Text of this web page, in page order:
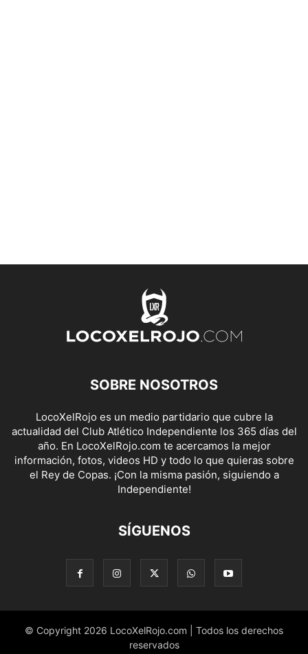
SOBRE NOSOTROS
LocoXelRojo es un medio partidario que cubre la
actualidad del Club Atlético Independiente los 365 días del
año. En LocoXelRojo.com te acercamos la mejor
información, fotos, videos HD y todo lo que quieras sobre
el Rey de Copas. ¡Con la misma pasión, siguiendo a
Independiente!
SÍGUENOS
© Copyright 2026 LocoXelRojo.com | Todos los derechos
reservados